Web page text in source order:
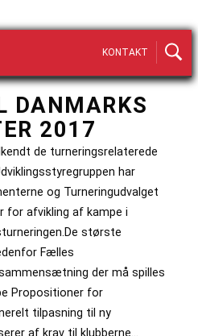
KONTAKT
DANMARKS
2017
de turneringsrelaterede
har
og Turneringudvalget
for afvikling af kampe i
største
Fælles
der må spilles
Propositioner for
tilpasning til ny
af krav til klubberne…